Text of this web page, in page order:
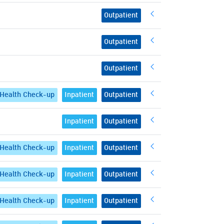
Outpatient
Outpatient
Outpatient
Health Check-up Inpatient Outpatient
Inpatient Outpatient
Health Check-up Inpatient Outpatient
Health Check-up Inpatient Outpatient
Health Check-up Inpatient Outpatient